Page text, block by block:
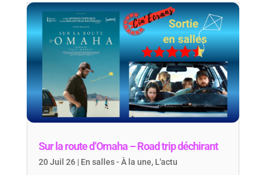
Sur la route d’Omaha – Road trip déchirant
20 Juil 26| En salles - À la une, L'actu